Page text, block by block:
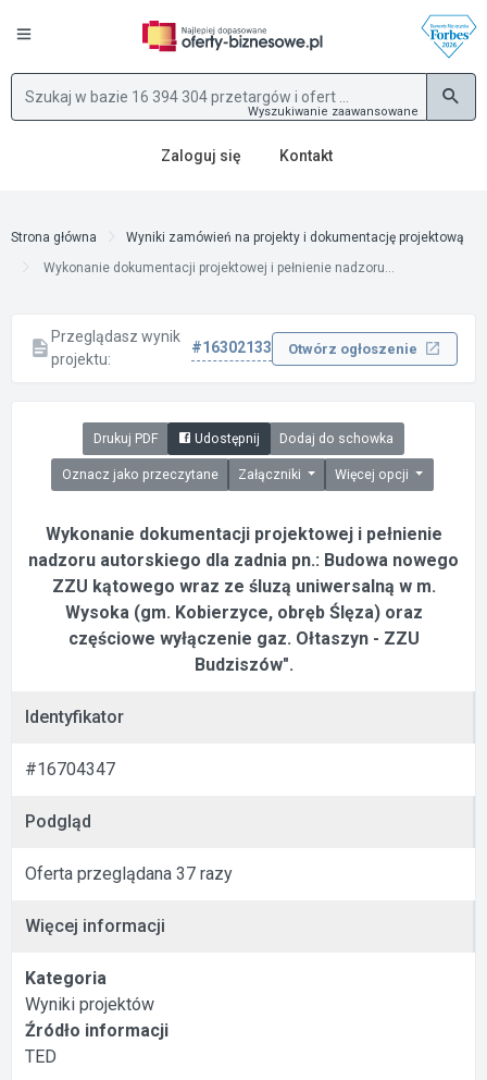
Wyszukiwanie zaawansowane
Zaloguj się Kontakt
Strona główna
Wyniki zamówień na projekty i dokumentację projektową
Wykonanie dokumentacji projektowej i pełnienie nadzoru...
Przeglądasz wynik
projektu:
#16302133 Otwórz ogłoszenie
Drukuj PDF Udostępnij Dodaj do schowka
Oznacz jako przeczytane Załączniki Więcej opcji
Wykonanie dokumentacji projektowej i pełnienie
nadzoru autorskiego dla zadnia pn.: Budowa nowego
ZZU kątowego wraz ze śluzą uniwersalną w m.
Wysoka (gm. Kobierzyce, obręb Ślęza) oraz
częściowe wyłączenie gaz. Ołtaszyn - ZZU
Budziszów".
Identyfikator
#16704347
Podgląd
Oferta przeglądana 37 razy
Więcej informacji
Kategoria
Wyniki projektów
Źródło informacji
TED